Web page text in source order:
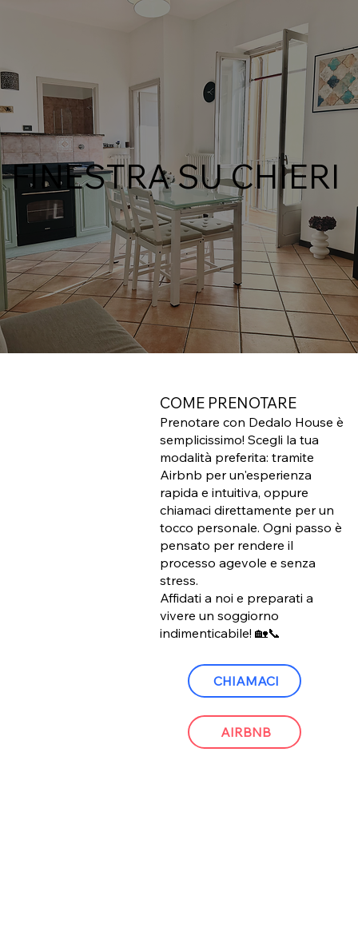
FINESTRA SU CHIERI
COME PRENOTARE
Prenotare con Dedalo House è
semplicissimo! Scegli la tua
modalità preferita: tramite
Airbnb per un'esperienza
rapida e intuitiva, oppure
chiamaci direttamente per un
tocco personale. Ogni passo è
pensato per rendere il
processo agevole e senza
stress.
Affidati a noi e preparati a
vivere un soggiorno
indimenticabile! 🏡📞
CHIAMACI
AIRBNB